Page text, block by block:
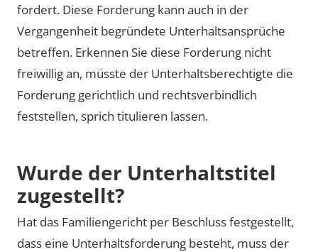
fordert. Diese Forderung kann auch in der
Vergangenheit begründete Unterhaltsansprüche
betreffen. Erkennen Sie diese Forderung nicht
freiwillig an, müsste der Unterhaltsberechtigte die
Forderung gerichtlich und rechtsverbindlich
feststellen, sprich titulieren lassen.
Wurde der Unterhaltstitel
zugestellt?
Hat das Familiengericht per Beschluss festgestellt,
dass eine Unterhaltsforderung besteht, muss der